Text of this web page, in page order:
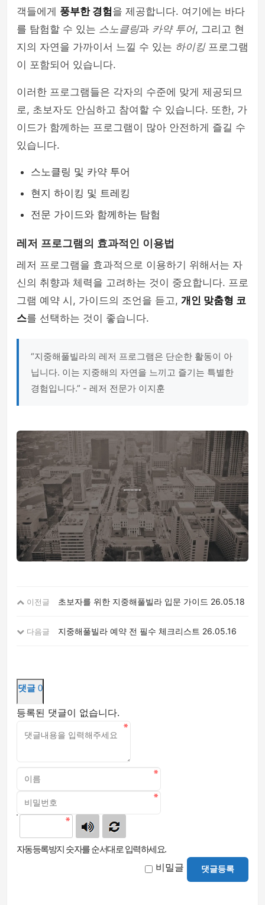
객들에게 풍부한 경험을 제공합니다. 여기에는 바다
를 탐험할 수 있는 스노클링과 카약 투어, 그리고 현
지의 자연을 가까이서 느낄 수 있는 하이킹프로그램
이 포함되어 있습니다.
이러한 프로그램들은 각자의 수준에 맞게 제공되므
로, 초보자도 안심하고 참여할 수 있습니다. 또한, 가
이드가 함께하는 프로그램이 많아 안전하게 즐길 수
있습니다.
스노클링 및 카약 투어
현지 하이킹 및 트레킹
전문 가이드와 함께하는 탐험
레저 프로그램의 효과적인 이용법
레저 프로그램을 효과적으로 이용하기 위해서는 자
신의 취향과 체력을 고려하는 것이 중요합니다. 프로
그램 예약 시, 가이드의 조언을 듣고, 개인 맞춤형 코
스를 선택하는 것이 좋습니다.
“지중해풀빌라의 레저 프로그램은 단순한 활동이 아
닙니다. 이는 지중해의 자연을 느끼고 즐기는 특별한
경험입니다.” - 레저 전문가 이지훈
이전글 초보자를 위한 지중해풀빌라 입문 가이드 26.05.18
다음글 지중해풀빌라 예약 전 필수 체크리스트 26.05.16
댓글 0
등록된 댓글이 없습니다.
자동등록방지 숫자를 순서대로 입력하세요.
비밀글 댓글등록